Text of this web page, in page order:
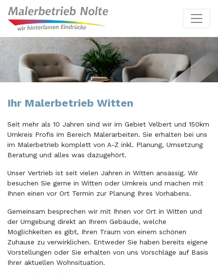
Ihr Malerbetrieb Witten
Seit mehr als 10 Jahren sind wir im Gebiet Velbert und 150km
Umkreis Profis im Bereich Malerarbeiten. Sie erhalten bei uns
im Malerbetrieb komplett von A-Z inkl. Planung, Umsetzung
Beratung und alles was dazugehört.
Unser Vertrieb ist seit vielen Jahren in Witten ansässig. Wir
besuchen Sie gerne in Witten oder Umkreis und machen mit
Ihnen einen vor Ort Termin zur Planung Ihres Vorhabens.
Gemeinsam besprechen wir mit Ihnen vor Ort in Witten und
der Umgebung direkt an Ihrem Gebäude, welche
Möglichkeiten es gibt, Ihren Traum von einem schönen
Zuhause zu verwirklichen. Entweder Sie haben bereits eigene
Vorstellungen oder Sie erhalten von uns Vorschläge auf Basis
Ihrer aktuellen Wohnsituation.